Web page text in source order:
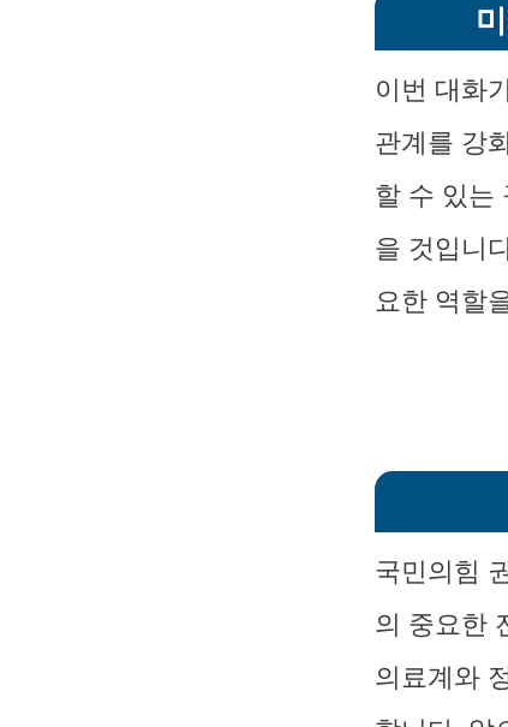
이번 대화
관계를 강
할 수 있는
을 것입니
요한 역할
국민의힘
의 중요한
의료계와